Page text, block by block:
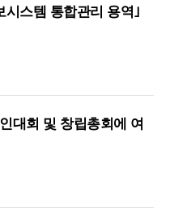
스템 통합관리 용역｣
대회 및 창립총회에 여